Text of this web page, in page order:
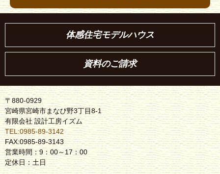
体感住宅モデルハウス
資料のご請求
〒880-0929
宮崎県宮崎市まなび野3丁目8-1
有限会社 設計工房イズム
TEL:0985-89-3142
FAX:0985-89-3143
営業時間：9：00～17：00
定休日：土日